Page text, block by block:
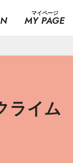
マイページ
MY PAGE
ライム